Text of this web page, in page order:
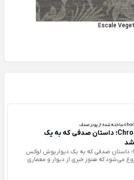
کاغذدیواری Chromatic Shell؛ داستان صدفی که به یک
شد
کاغذدیواری Chromatic Shell؛ داستان صدفی که به یک دیوارپوش لوکس
می‌شود که هنوز خبری از دیوار و معماری